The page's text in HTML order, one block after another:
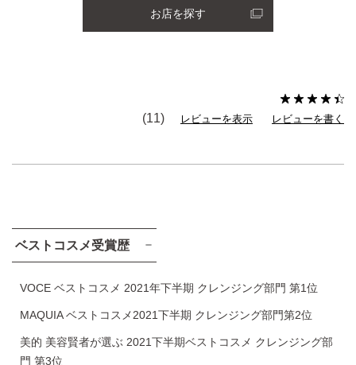
お店を探す
(11) レビューを表示 レビューを書く
ベストコスメ受賞歴
VOCE ベストコスメ 2021年下半期 クレンジング部門 第1位
MAQUIA ベストコスメ2021下半期 クレンジング部門第2位
美的 美容賢者が選ぶ 2021下半期ベストコスメ クレンジング部
門 第3位